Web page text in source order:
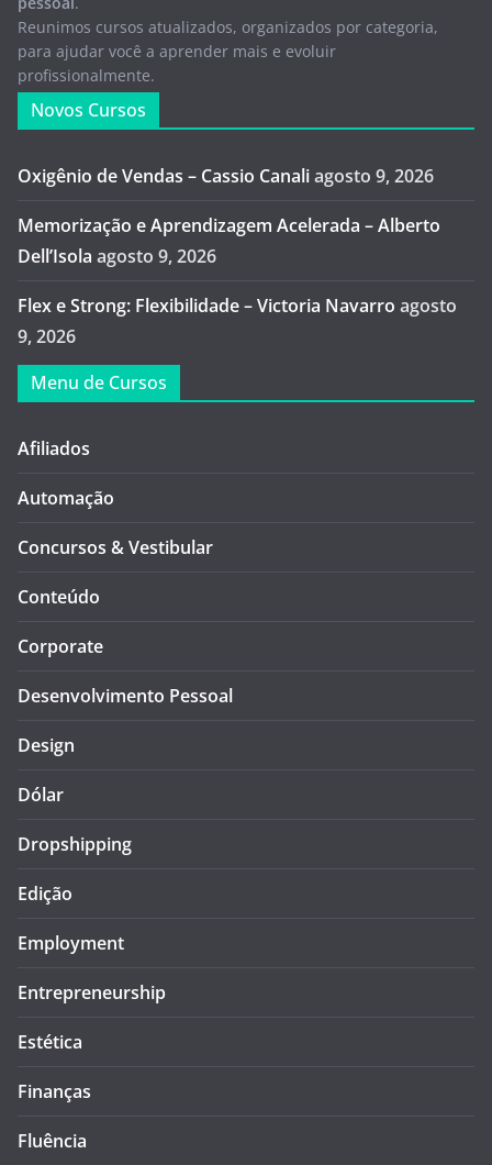
Reunimos cursos atualizados, organizados por categoria,
para ajudar você a aprender mais e evoluir
profissionalmente.
Novos Cursos
Oxigênio de Vendas – Cassio Canaliagosto 9, 2026
Memorização e Aprendizagem Acelerada – Alberto
Dell’Isola agosto 9, 2026
Flex e Strong: Flexibilidade – Victoria Navarro agosto
9, 2026
Menu de Cursos
Afiliados
Automação
Concursos & Vestibular
Conteúdo
Corporate
Desenvolvimento Pessoal
Design
Dólar
Dropshipping
Edição
Employment
Entrepreneurship
Estética
Finanças
Fluência